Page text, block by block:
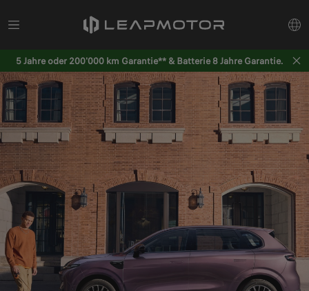
5 Jahre oder 200'000 km Garantie** & Batterie 8 Jahre Garantie.